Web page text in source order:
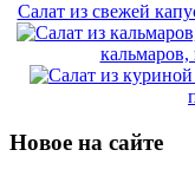
Салат из свежей
Новое на сайте